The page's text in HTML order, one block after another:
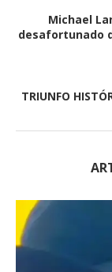
Michael
desafortunado
TRIUNFO